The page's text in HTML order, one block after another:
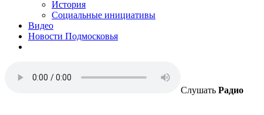
История
Социальные инициативы
Видео
Новости Подмосковья
Слушать Радио